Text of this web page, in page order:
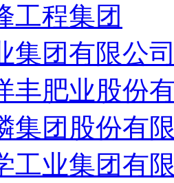
工程集团
集团有限公
丰肥业股份
集团股份有
工业集团有